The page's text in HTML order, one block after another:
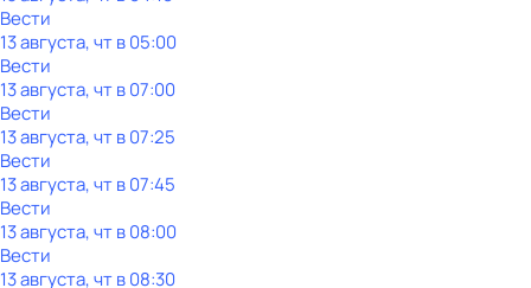
Вести
13 августа, чт в 05:00
Вести
13 августа, чт в 07:00
Вести
13 августа, чт в 07:25
Вести
13 августа, чт в 07:45
Вести
13 августа, чт в 08:00
Вести
13 августа, чт в 08:30